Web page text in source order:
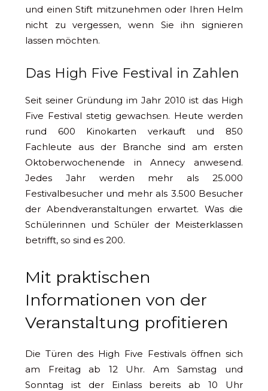
und einen Stift mitzunehmen oder Ihren Helm
nicht zu vergessen, wenn Sie ihn signieren
lassen möchten.
Das High Five Festival in Zahlen
Seit seiner Gründung im Jahr 2010 ist das High
Five Festival stetig gewachsen. Heute werden
rund 600 Kinokarten verkauft und 850
Fachleute aus der Branche sind am ersten
Oktoberwochenende in Annecy anwesend.
Jedes Jahr werden mehr als 25.000
Festivalbesucher und mehr als 3.500 Besucher
der Abendveranstaltungen erwartet. Was die
Schülerinnen und Schüler der Meisterklassen
betrifft, so sind es 200.
Mit praktischen
Informationen von der
Veranstaltung profitieren
Die Türen des High Five Festivals öffnen sich
am Freitag ab 12 Uhr. Am Samstag und
Sonntag ist der Einlass bereits ab 10 Uhr